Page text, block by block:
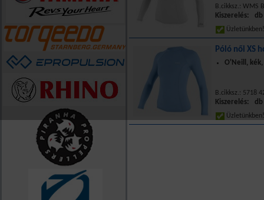
B.cikksz.: WMS
Kiszerelés: db
Póló női XS
O'Neill, kék,
B.cikksz.: 5718
Kiszerelés: db